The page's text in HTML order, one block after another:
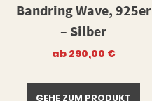
Bandring Wave, 925er
– Silber
ab 290,00 €
GEHE ZUM PRODUKT